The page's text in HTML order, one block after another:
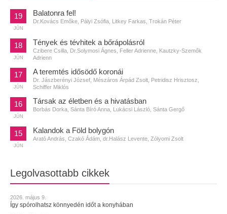
19
JÚN
Balatonra fel!
Dr.Kovács Emőke, Pályi Zsófia, Litkey Farkas, Trokán Péter
18
JÚN
Tények és tévhitek a bőrápolásról
Czibere Csilla, Dr.Solymosi Ágnes, Feller Adrienne, Kautzky-Szemők
Adrienn
17
JÚN
A teremtés idősödő koronái
Dr. Jászberényi József, Mészáros Árpád Zsolt, Petridisz Hrisztosz,
Schiffer Miklós
16
JÚN
Társak az életben és a hivatásban
Borbás Dorka, Sánta Bíró Anna, Lukácsi László, Sánta Gergő
15
JÚN
Kalandok a Föld bolygón
Arató András, Czakó Ádám, dr.Halász Levente, Zólyomi Zsolt
Legolvasottabb cikkek
2026. május 9.
Így spórolhatsz könnyedén időt a konyhában